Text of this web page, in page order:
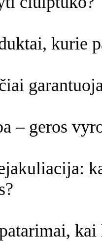
kurie
– geros